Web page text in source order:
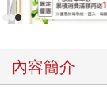
內容簡介